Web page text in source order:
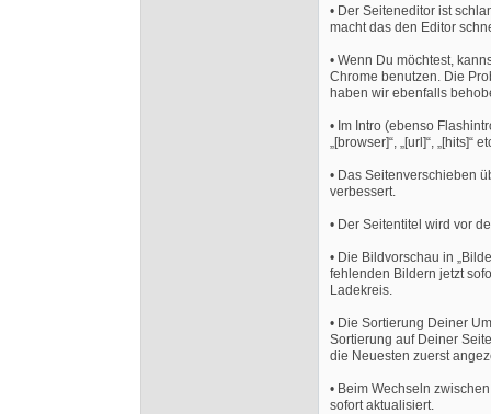
• Der Seiteneditor ist
macht das den Editor
• Wenn Du möchtest,
Chrome benutzen. Die
haben wir ebenfalls
• Im Intro (ebenso
„[browser]“, „[url]“, „[hits]“
• Das Seitenverschieben
verbessert.
• Der Seitentitel wird vor
• Die Bildvorschau in
fehlenden Bildern jetzt
Ladekreis.
• Die Sortierung Deiner
Sortierung auf Deiner
die Neuesten zuerst
• Beim Wechseln
sofort aktualisiert.